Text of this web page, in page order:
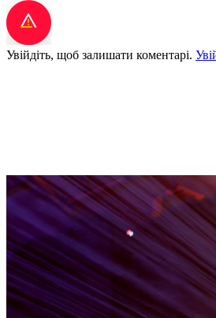
Увійдіть, щоб залишати коментарі.